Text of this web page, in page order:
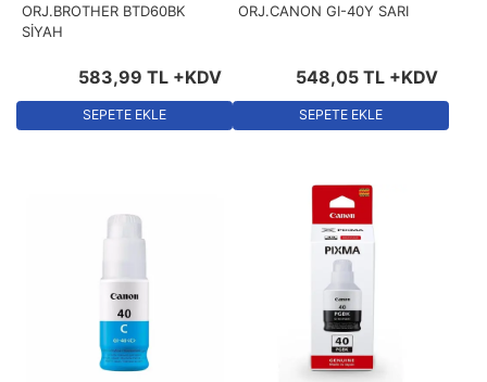
ORJ.BROTHER BTD60BK
SİYAH
583,99 TL +KDV
SEPETE EKLE
ORJ.CANON GI-40Y SARI
548,05 TL +KDV
SEPETE EKLE